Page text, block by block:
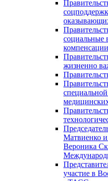
социальные
компенсации
жизненно
Матвиенко
Вероника
участие в